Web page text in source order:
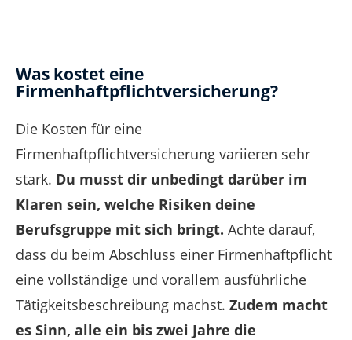
Was kostet eine
Firmenhaftpflichtversicherung?
Die Kosten für eine
Firmenhaftpflichtversicherung variieren sehr
stark. Du musst dir unbedingt darüber im
Klaren sein, welche Risiken deine
Berufsgruppe mit sich bringt. Achte darauf,
dass du beim Abschluss einer Firmenhaftpflicht
eine vollständige und vorallem ausführliche
Tätigkeitsbeschreibung machst. Zudem macht
es Sinn, alle ein bis zwei Jahre die